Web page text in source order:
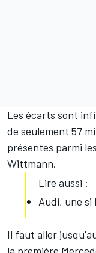
Les écarts sont
de seulement 57
présentes parmi
Wittmann.
Lire aussi :
Audi, une
Il faut aller